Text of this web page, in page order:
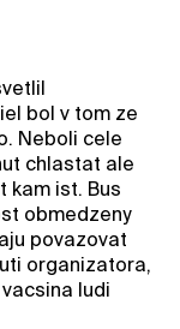
bol v tom ze
Neboli cele
chlastat ale
kam ist. Bus
obmedzeny
povazovat
organizatora,
ludi